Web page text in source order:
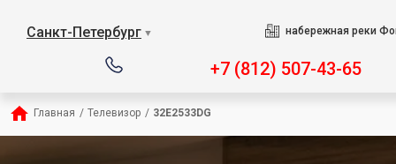
Санкт-Петербург ▼ набережная реки
+7 (812) 507-43-65
Главная / Телевизор / 32E2533DG